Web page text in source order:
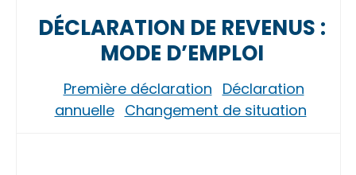
DÉCLARATION DE REVENUS :
MODE D’EMPLOI
Première déclaration Déclaration
annuelle Changement de situation